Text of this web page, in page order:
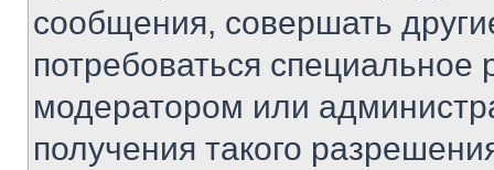
сообщения, совершать
потребоваться
модератором или
получения такого